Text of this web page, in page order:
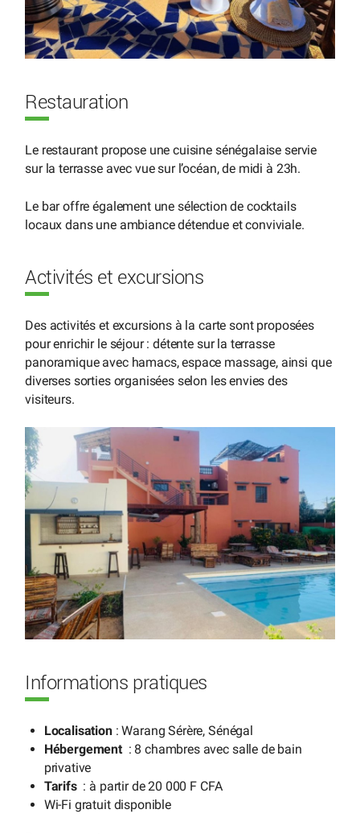
Restauration
Le restaurant propose une cuisine sénégalaise servie
sur la terrasse avec vue sur l’océan, de midi à 23h.
Le bar offre également une sélection de cocktails
locaux dans une ambiance détendue et conviviale.
Activités et excursions
Des activités et excursions à la carte sont proposées
pour enrichir le séjour : détente sur la terrasse
panoramique avec hamacs, espace massage, ainsi que
diverses sorties organisées selon les envies des
visiteurs.
Informations pratiques
Localisation: Warang Sérère, Sénégal
Hébergement : 8 chambres avec salle de bain
privative
Tarifs : à partir de 20 000 F CFA
Wi-Fi gratuit disponible